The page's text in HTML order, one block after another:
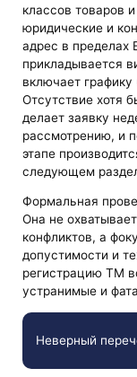
классов товаров
юридические и
адрес в пределах
прикладывается
включает графику
Отсутствие хотя
делает заявку
рассмотрению, и
этапе
следующем
Формальная
Она не
конфликтов, а
допустимости и
регистрацию ТМ
устранимые и
Неверный